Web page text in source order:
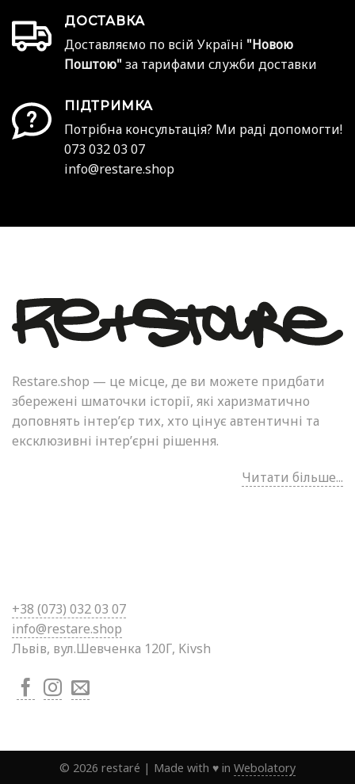
ДОСТАВКА
Доставляємо по всій Україні "Новою
Поштою" за тарифами служби доставки
ПІДТРИМКА
Потрібна консультація? Ми раді допомогти!
073 032 03 07
info@restare.shop
Restare.shop — це місце, де ви можете придбати
збережені шматочки історії, які харизматично
доповнять інтер’єр тих, хто цінує автентичні та
ексклюзивні інтер’єрні рішення.
Читати більше...
+38 (073) 032 03 07
info@restare.shop
Львів, вул.Шевченка 120Г, Kivsh
© 2026 restaré | Made with ♥ in Webolatory